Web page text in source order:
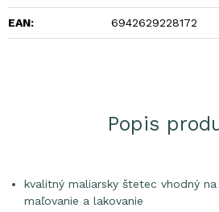
EAN: 6942629228172
Popis
kvalitný maliarsky štetec vhodný
maľovanie a lakovanie